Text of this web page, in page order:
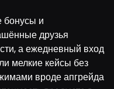
и
друзья
а ежедневный вход
мелкие кейсы без
вроде апгрейда